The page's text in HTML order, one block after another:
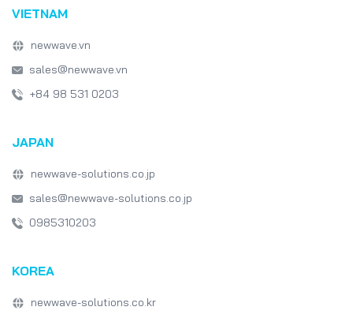
Emerging Technologies
Japan IT Week
VIETNAM
newwave.vn
sales@newwave.vn
+84 98 531 0203
JAPAN
newwave-solutions.co.jp
sales@newwave-solutions.co.jp
0985310203
KOREA
newwave-solutions.co.kr